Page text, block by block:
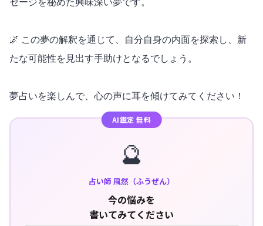
セージを秘めた興味深い夢です。
🌌 この夢の解釈を通じて、自分自身の内面を探索し、新
たな可能性を見出す手助けとなるでしょう。
夢占いを楽しんで、心の声に耳を傾けてみてください！
AI鑑定 無料
🔮
占い師 風然（ふうぜん）
今の悩みを
書いてみてください